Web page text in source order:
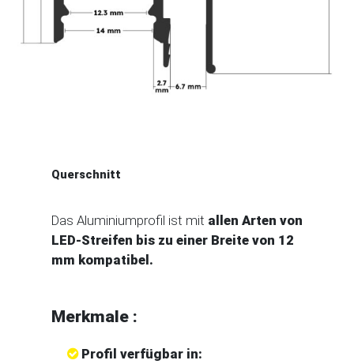
Querschnitt
Das Aluminiumprofil ist mit allen Arten von
LED-Streifen bis zu einer Breite von 12
mm kompatibel.
Merkmale :
Profil verfügbar in: